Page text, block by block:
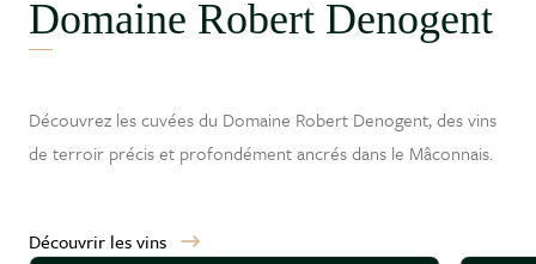
Domaine Robert Denogent
Découvrez les cuvées du Domaine Robert Denogent, des vins
de terroir précis et profondément ancrés dans le Mâconnais.
Découvrir les vins